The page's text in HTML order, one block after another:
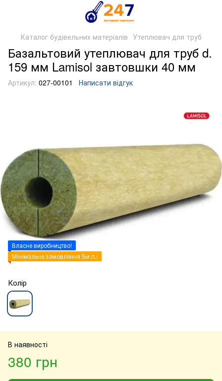
Каталог будівельних матеріалів Утеплювач для труб
Базальтовий утеплювач для труб d.
159 мм Lamisol завтовшки 40 мм
Артикул: 027-00101 Написати відгук
Власне виробництво!
Мінімальне замовлення 5м.п.!
Колір
В наявності
380 грн